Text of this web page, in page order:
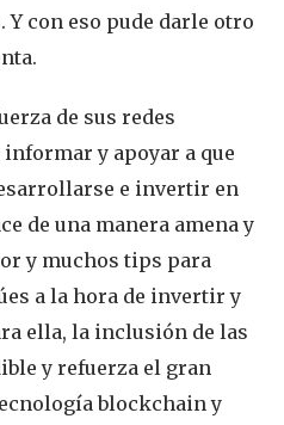
con eso pude darle otro
de sus redes
y apoyar a que
e invertir en
de una manera amena y
y muchos tips para
a la hora de invertir y
ella, la inclusión de las
y refuerza el gran
blockchain y